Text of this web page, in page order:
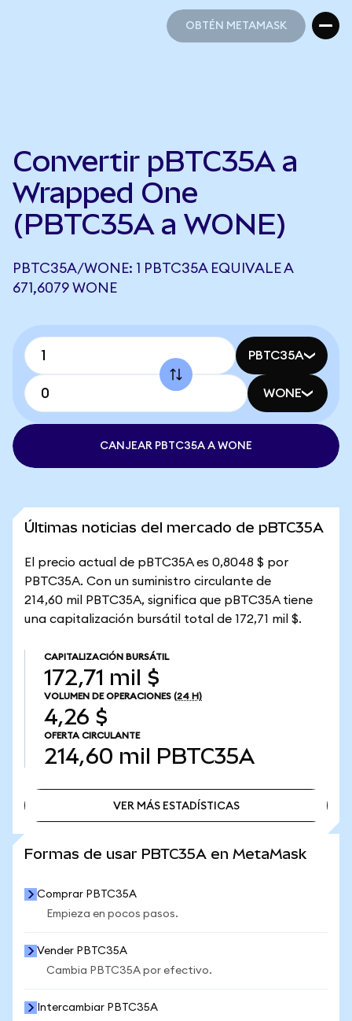
OBTÉN METAMASK
Convertir pBTC35A a
Wrapped One
(PBTC35A a WONE)
PBTC35A/WONE: 1 PBTC35A EQUIVALE A
671,6079 WONE
PBTC35A
WONE
CANJEAR PBTC35A A WONE
Últimas noticias del mercado de pBTC35A
El precio actual de pBTC35A es 0,8048 $ por
PBTC35A. Con un suministro circulante de
214,60 mil PBTC35A, significa que pBTC35A tiene
una capitalización bursátil total de 172,71 mil $.
CAPITALIZACIÓN BURSÁTIL
172,71 mil $
VOLUMEN DE OPERACIONES (24 H)
4,26 $
OFERTA CIRCULANTE
214,60 mil PBTC35A
VER MÁS ESTADÍSTICAS
Formas de usar PBTC35A en MetaMask
Comprar PBTC35A
Empieza en pocos pasos.
Vender PBTC35A
Cambia PBTC35A por efectivo.
Intercambiar PBTC35A